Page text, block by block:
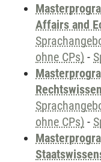
Affairs and
ohne CPs) -
ohne CPs) -